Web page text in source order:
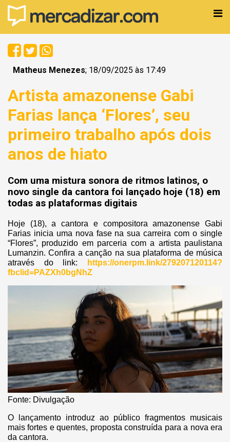
Matheus Menezes; 18/09/2025 às 17:49
Artista amazonense Gabi
Farias lança ‘Flores’, seu
primeiro trabalho após dois
anos de hiato
Com uma mistura sonora de ritmos latinos, o
novo single da cantora foi lançado hoje (18) em
todas as plataformas digitais
Hoje (18), a cantora e compositora amazonense Gabi
Farias inicia uma nova fase na sua carreira com o single
“Flores”, produzido em parceria com a artista paulistana
Lumanzin. Confira a canção na sua plataforma de música
através do link:
https://onerpm.link/279207120114?
fbclid=PAZXh0bgNhZ
Fonte: Divulgação
O lançamento introduz ao público fragmentos musicais
mais fortes e quentes, proposta construída para a nova era
da cantora.